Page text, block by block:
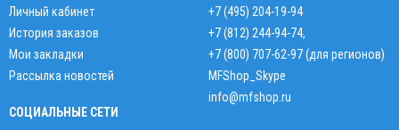
Личный кабинет
История заказов
Мои закладки
Рассылка новостей
СОЦИАЛЬНЫЕ СЕТИ
+7 (495) 204-19-94
+7 (812) 244-94-74,
+7 (800) 707-62-97 (для регионов)
MFShop_Skype
info@mfshop.ru